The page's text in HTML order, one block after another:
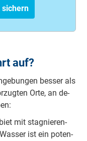
sichern
auf?
bes­ser als
Or­te, an de­
mit sta­gnie­ren­
ist ein po­ten­